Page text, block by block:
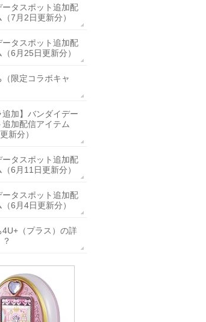
ータスポット追加配
7月2日更新分）
ータスポット追加配
6月25日更新分）
（限定コラボキャ
追加】バンダイデー
追加配信アイテム
新分）
ータスポット追加配
6月11日更新分）
ータスポット追加配
6月4日更新分）
4U+（プラス）の詳